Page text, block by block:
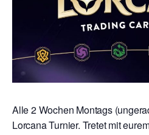
Alle 2 Wochen Montags
Lorcana Turnier. Tretet mit